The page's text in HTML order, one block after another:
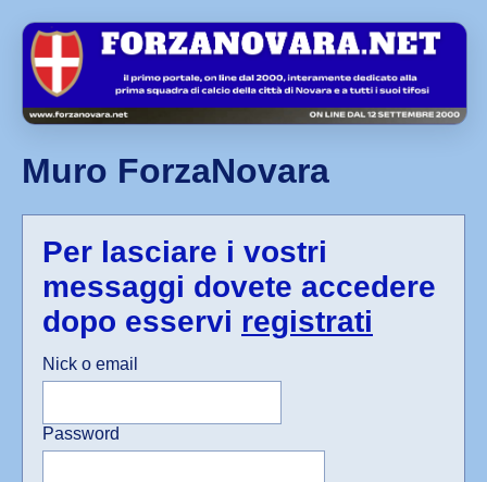
Muro ForzaNovara
Per lasciare i vostri
messaggi dovete accedere
dopo esservi registrati
Nick o email
Password